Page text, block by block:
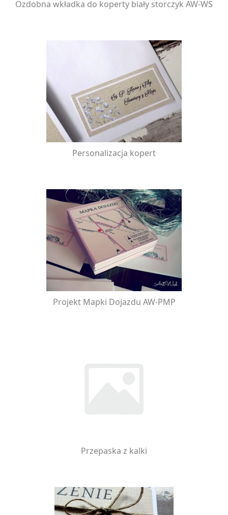
Ozdobna wkładka do koperty biały storczyk AW-WS
Personalizacja kopert
Projekt Mapki Dojazdu AW-PMP
Przepaska z kalki